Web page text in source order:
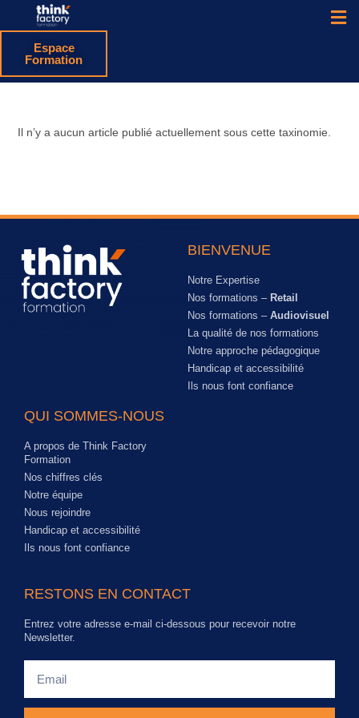
Espace
Formation
Il n’y a aucun article publié actuellement sous cette taxinomie.
BIENVENUE
Notre Expertise
Nos formations – Retail
Nos formations – Audiovisuel
La qualité de nos formations
Notre approche pédagogique
Handicap et accessibilité
Ils nous font confiance
QUI SOMMES-NOUS
A propos de Think Factory
Formation
Nos chiffres clés
Notre équipe
Nous rejoindre
Handicap et accessibilité
Ils nous font confiance
RESTONS EN CONTACT
Entrez votre adresse e-mail ci-dessous pour recevoir notre
Newsletter.